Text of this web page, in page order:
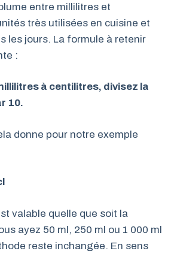
entre millilitres et
très utilisées en cuisine et
les jours. La formule à retenir
:
à centilitres, divisez la
10.
donne pour notre exemple
valable quelle que soit la
ayez 50 ml, 250 ml ou 1 000 ml
reste inchangée. En sens